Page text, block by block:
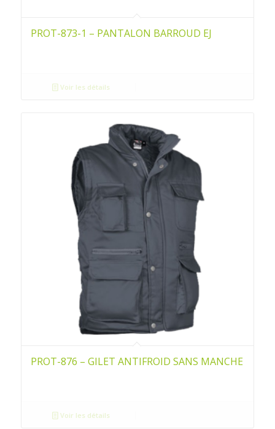
PROT-873-1 – PANTALON BARROUD EJ
Voir les détails
PROT-876 – GILET ANTIFROID SANS MANCHE
Voir les détails